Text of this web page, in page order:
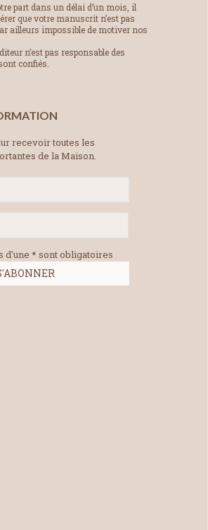
part dans un délai d’un mois, il
que votre manuscrit n’est pas
ailleurs impossible de motiver nos
n’est pas responsable des
confiés.
recevoir toutes les
de la Maison.
d'une * sont obligatoires